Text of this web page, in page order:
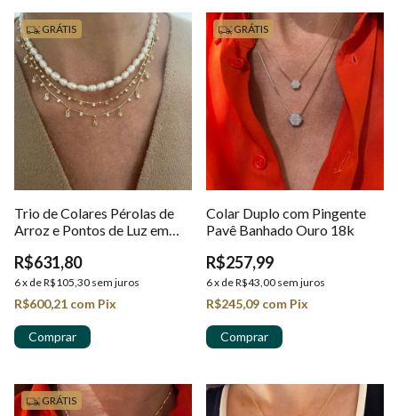
GRÁTIS
Trio de Colares Pérolas de
Arroz e Pontos de Luz em
R$631,80
6x deR$105,30 sem juros
R$600,21 com Pix
GRÁTIS
Colar Duplo com Pingente
Pavê Banhado Ouro 18k
R$257,99
6x deR$43,00 sem juros
R$245,09 com Pix
GRÁTIS